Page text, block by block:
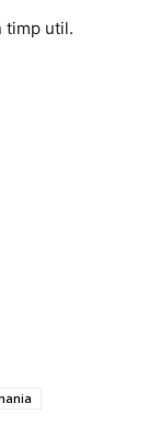
timp util.